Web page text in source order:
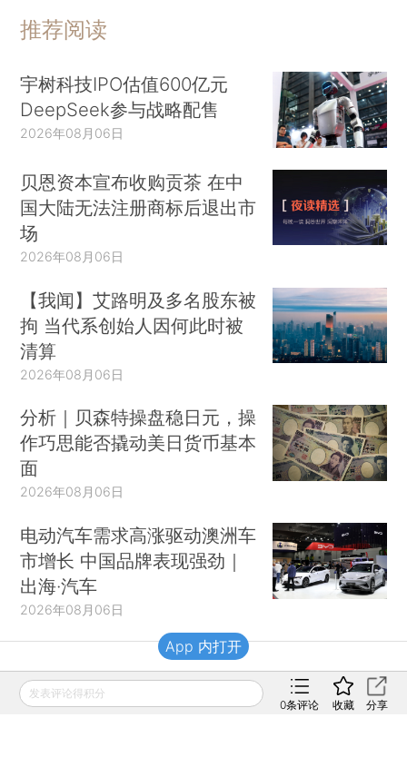
推荐阅读
宇树科技IPO估值600亿元
DeepSeek参与战略配售
2026年08月06日
贝恩资本宣布收购贡茶 在中
国大陆无法注册商标后退出市
场
2026年08月06日
【我闻】艾路明及多名股东被
拘 当代系创始人因何此时被
清算
2026年08月06日
分析｜贝森特操盘稳日元，操
作巧思能否撬动美日货币基本
面
2026年08月06日
电动汽车需求高涨驱动澳洲车
市增长 中国品牌表现强劲｜
出海·汽车
2026年08月06日
财新移动
发表评论得积分
0条评论 收藏 分享
App 内打开